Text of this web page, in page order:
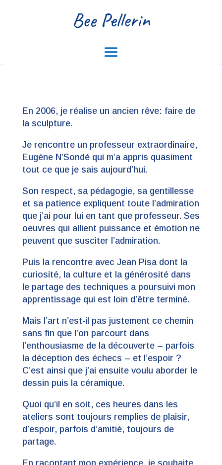
Bee Pellerin
En 2006, je réalise un ancien rêve: faire de
la sculpture.
Je rencontre un professeur extraordinaire,
Eugène N’Sondé qui m’a appris quasiment
tout ce que je sais aujourd’hui.
Son respect, sa pédagogie, sa gentillesse
et sa patience expliquent toute l’admiration
que j’ai pour lui en tant que professeur. Ses
oeuvres qui allient puissance et émotion ne
peuvent que susciter l’admiration.
Puis la rencontre avec Jean Pisa dont la
curiosité, la culture et la générosité dans
le partage des techniques a poursuivi mon
apprentissage qui est loin d’être terminé.
Mais l’art n’est-il pas justement ce chemin
sans fin que l’on parcourt dans
l’enthousiasme de la découverte – parfois
la déception des échecs – et l’espoir ?
C’est ainsi que j’ai ensuite voulu aborder le
dessin puis la céramique.
Quoi qu’il en soit, ces heures dans les
ateliers sont toujours remplies de plaisir,
d’espoir, parfois d’amitié, toujours de
partage.
En racontant mon expérience, je souhaite